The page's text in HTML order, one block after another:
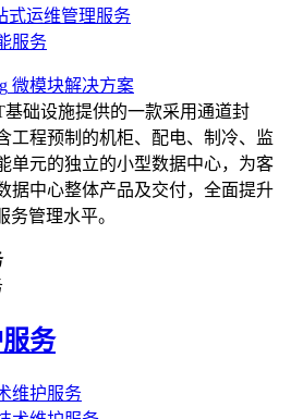
式运维管理服务
服务
微模块解决方案
基础设施提供的一款采用通道封
工程预制的机柜、配电、制冷、监
单元的独立的小型数据中心，为客
据中心整体产品及交付，全面提升
务管理水平。
务
维护服务